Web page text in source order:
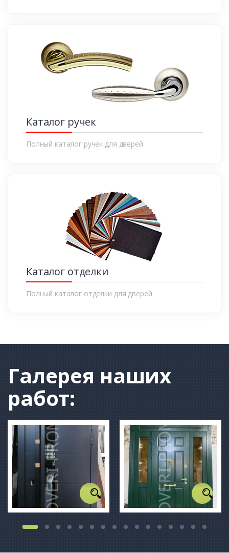
Каталог ручек
Полный каталог ручек для дверей
Каталог отделки
Полный каталог отделки для дверей
Галерея наших
работ: